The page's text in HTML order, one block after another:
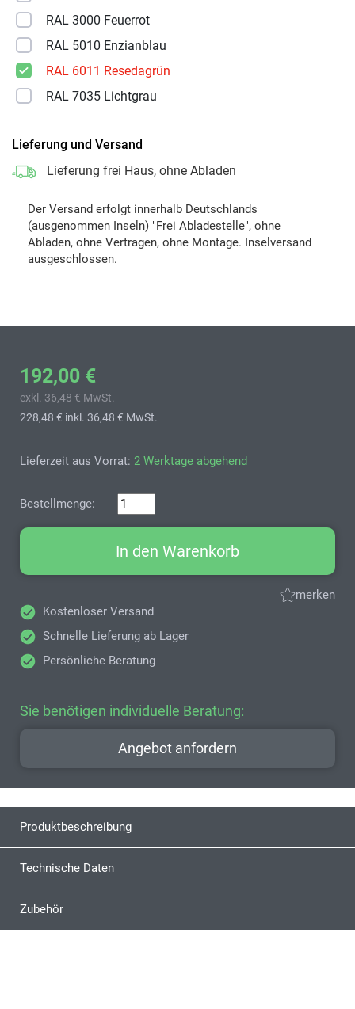
RAL 3000 Feuerrot
RAL 5010 Enzianblau
RAL 6011 Resedagrün
RAL 7035 Lichtgrau
Lieferung und Versand
Lieferung frei Haus, ohne Abladen
Der Versand erfolgt innerhalb Deutschlands
(ausgenommen Inseln) "Frei Abladestelle", ohne
Abladen, ohne Vertragen, ohne Montage. Inselversand
ausgeschlossen.
192,00 €
exkl. 36,48 € MwSt.
228,48 € inkl. 36,48 € MwSt.
Lieferzeit aus Vorrat: 2 Werktage abgehend
Bestellmenge:
In den Warenkorb
merken
Kostenloser Versand
Schnelle Lieferung ab Lager
Persönliche Beratung
Sie benötigen individuelle Beratung:
Angebot anfordern
Produktbeschreibung
Technische Daten
Zubehör